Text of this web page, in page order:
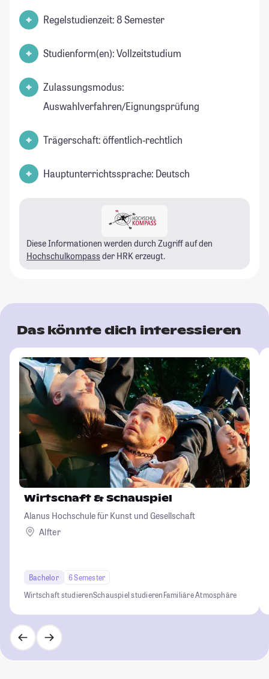
Regelstudienzeit: 8 Semester
Studienform(en): Vollzeitstudium
Zulassungsmodus:
Auswahlverfahren/Eignungsprüfung
Trägerschaft: öffentlich-rechtlich
Hauptunterrichtssprache: Deutsch
Diese Informationen werden durch Zugriff auf den
Hochschulkompass der HRK erzeugt.
Das könnte dich interessieren
Wirtschaft & Schauspiel
Alanus Hochschule für Kunst und Gesellschaft
Alfter
Bachelor
6 Semester
Wirtschaft studierenSchauspiel studierenFamiliäre Atmosphäre